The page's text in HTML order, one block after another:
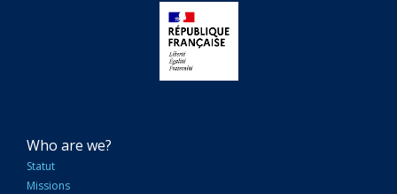
NAVIGATION
PRINCIPALE
Who are we?
Statut
Missions